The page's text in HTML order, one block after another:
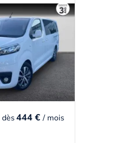
dès444 € / mois